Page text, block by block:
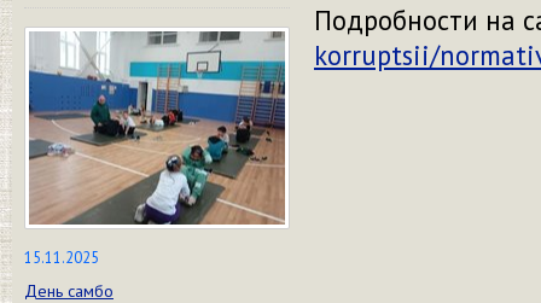
15.11.2025
День самбо
Подробности на
korruptsii/